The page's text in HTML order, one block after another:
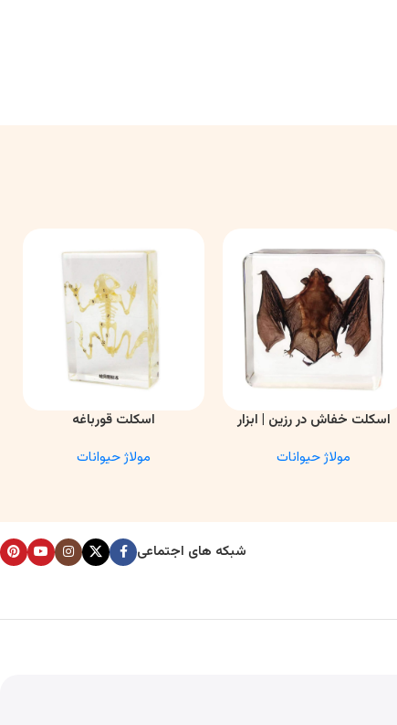
اطلاعات بیشتر
اسکلت خفاش در رزین | ابزار
مولاژ حیوانات
اطلاعات بیشتراسکلت قورباغه
مولاژ حیوانات
شبکه های اجتماعی